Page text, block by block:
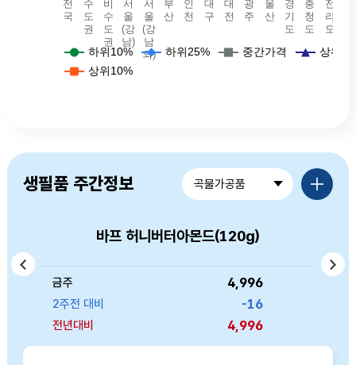
생필품 주간정보 곡물가공품
바프 허니버터아몬드(120g)
금주 4,996
2주전 대비 -16
전년대비 4,996
머거본 볶음땅콩(300g)
금주 6,146
2주전 대비 757
전년대비 6,146
백설 소면(900g)
금주 3,309
2주전 대비 44
전년대비 3,309
옛날국수 소면(900g)
금주 4,286
2주전 대비 474
전년대비 4,286
고향만두(900g)
금주 8,940
2주전 대비 0
전년대비 8,940